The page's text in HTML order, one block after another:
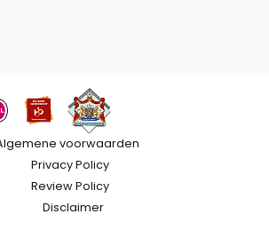
voorwaarden
Privacy Policy
Review Policy
Disclaimer